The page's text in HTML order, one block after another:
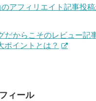
アフィリエイト記事投
だからこそのレビュー記
ポイントとは？
ィール